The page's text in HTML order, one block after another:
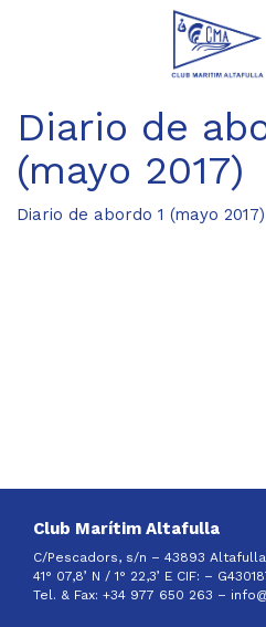
Diario de
(mayo 2017)
Diario de abordo 1 (mayo 2017)
Club Marítim Altafulla
C/Pescadors, s/n – 43893 Altafulla
41° 07,8’ N / 1° 22,3’ E CIF: –
Tel. & Fax: +34 977 650 263 –